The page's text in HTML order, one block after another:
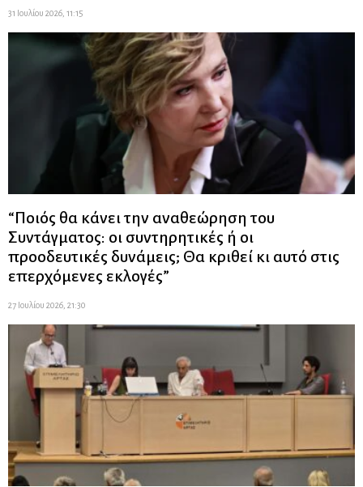
31 Ιουλίου 2026, 11:15
“Ποιός θα κάνει την αναθεώρηση του
Συντάγματος: οι συντηρητικές ή οι
προοδευτικές δυνάμεις; Θα κριθεί κι αυτό στις
επερχόμενες εκλογές”
27 Ιουλίου 2026, 21:30